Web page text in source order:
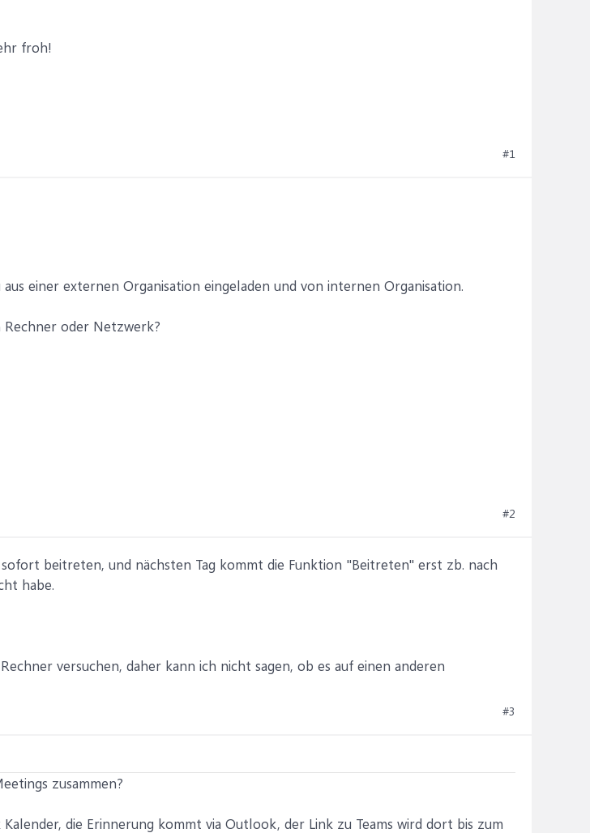
froh!
#1
einer externen Organisation eingeladen und von internen Organisation.
Rechner oder Netzwerk?
#2
beitreten, und nächsten Tag kommt die Funktion "Beitreten" erst zb. nach
habe.
versuchen, daher kann ich nicht sagen, ob es auf einen anderen
#3
zusammen?
die Erinnerung kommt via Outlook, der Link zu Teams wird dort bis zum